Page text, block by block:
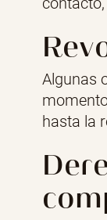
Algunas
hasta la